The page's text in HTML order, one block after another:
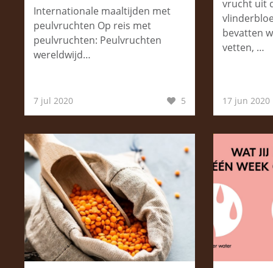
Internationale maaltijden met
peulvruchten Op reis met
peulvruchten: Peulvruchten
wereldwijd…
7 jul 2020 5
vrucht uit
bevatten
vetten, …
17 jun 2020